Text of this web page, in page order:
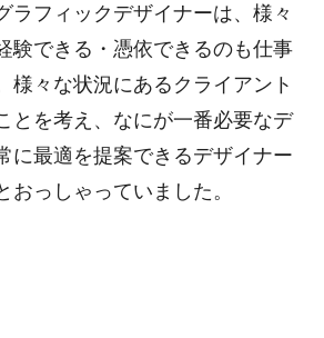
ラフィックデザイナーは、様々
験できる・憑依できるのも仕事
様々な状況にあるクライアント
とを考え、なにが一番必要なデ
に最適を提案できるデザイナー
おっしゃっていました。